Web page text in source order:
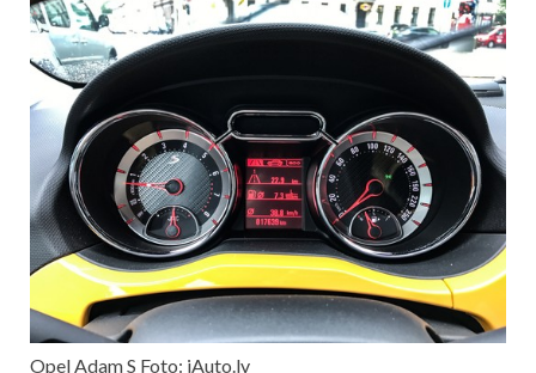
Opel Adam S Foto: iAuto.lv